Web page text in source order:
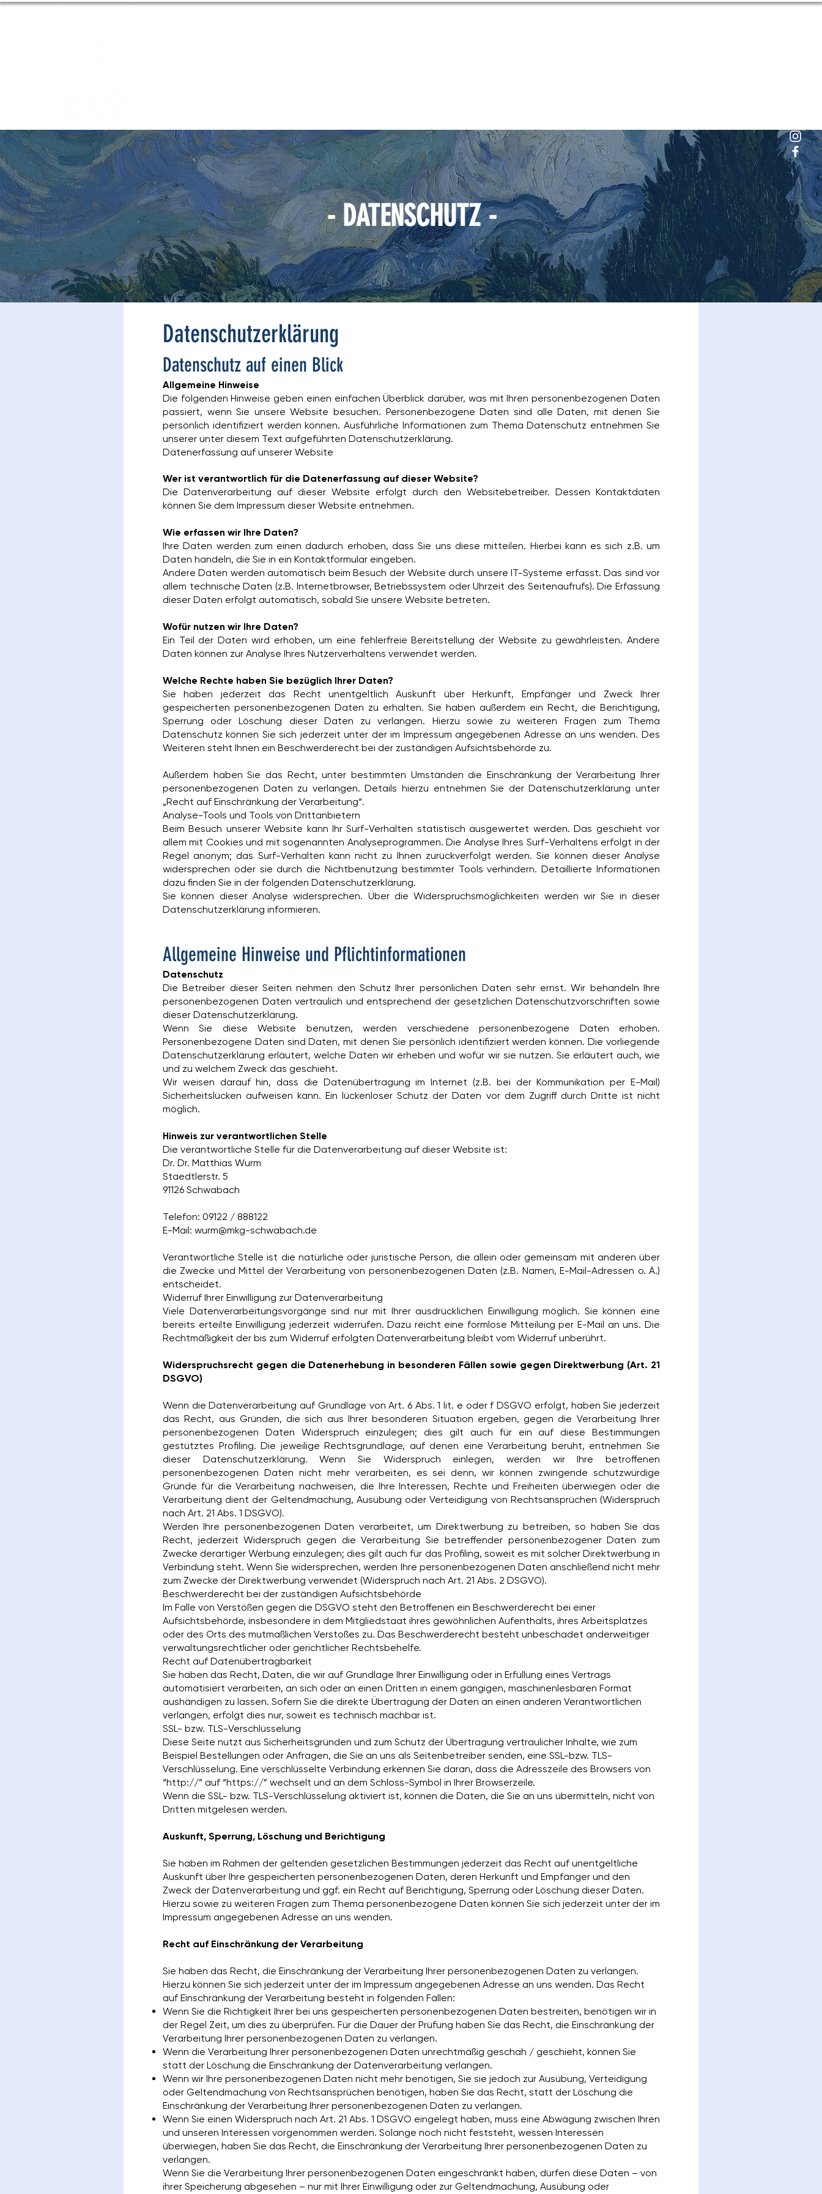
- DATENSCHUTZ -
Datenschutzerklärung
Datenschutz auf einen Blick
Allgemeine Hinweise
Die folgenden Hinweise geben einen einfachen Überblick darüber, was mit Ihren personenbezogenen Daten
passiert, wenn Sie unsere Website besuchen. Personenbezogene Daten sind alle Daten, mit denen Sie
persönlich identifiziert werden können. Ausführliche Informationen zum Thema Datenschutz entnehmen Sie
unserer unter diesem Text aufgeführten Datenschutzerklärung.
Datenerfassung auf unserer Website
Wer ist verantwortlich für die Datenerfassung auf dieser Website?
Die Datenverarbeitung auf dieser Website erfolgt durch den Websitebetreiber. Dessen Kontaktdaten
können Sie dem Impressum dieser Website entnehmen.
Wie erfassen wir Ihre Daten?
Ihre Daten werden zum einen dadurch erhoben, dass Sie uns diese mitteilen. Hierbei kann es sich z.B. um
Daten handeln, die Sie in ein Kontaktformular eingeben.
Andere Daten werden automatisch beim Besuch der Website durch unsere IT-Systeme erfasst. Das sind vor
allem technische Daten (z.B. Internetbrowser, Betriebssystem oder Uhrzeit des Seitenaufrufs). Die Erfassung
dieser Daten erfolgt automatisch, sobald Sie unsere Website betreten.
Wofür nutzen wir Ihre Daten?
Ein Teil der Daten wird erhoben, um eine fehlerfreie Bereitstellung der Website zu gewährleisten. Andere
Daten können zur Analyse Ihres Nutzerverhaltens verwendet werden.
Welche Rechte haben Sie bezüglich Ihrer Daten?
Sie haben jederzeit das Recht unentgeltlich Auskunft über Herkunft, Empfänger und Zweck Ihrer
gespeicherten personenbezogenen Daten zu erhalten. Sie haben außerdem ein Recht, die Berichtigung,
Sperrung oder Löschung dieser Daten zu verlangen. Hierzu sowie zu weiteren Fragen zum Thema
Datenschutz können Sie sich jederzeit unter der im Impressum angegebenen Adresse an uns wenden. Des
Weiteren steht Ihnen ein Beschwerderecht bei der zuständigen Aufsichtsbehörde zu.
Außerdem haben Sie das Recht, unter bestimmten Umständen die Einschränkung der Verarbeitung Ihrer
personenbezogenen Daten zu verlangen. Details hierzu entnehmen Sie der Datenschutzerklärung unter
„Recht auf Einschränkung der Verarbeitung“.
Analyse-Tools und Tools von Drittanbietern
Beim Besuch unserer Website kann Ihr Surf-Verhalten statistisch ausgewertet werden. Das geschieht vor
allem mit Cookies und mit sogenannten Analyseprogrammen. Die Analyse Ihres Surf-Verhaltens erfolgt in der
Regel anonym; das Surf-Verhalten kann nicht zu Ihnen zurückverfolgt werden. Sie können dieser Analyse
widersprechen oder sie durch die Nichtbenutzung bestimmter Tools verhindern. Detaillierte Informationen
dazu finden Sie in der folgenden Datenschutzerklärung.
Sie können dieser Analyse widersprechen. Über die Widerspruchsmöglichkeiten werden wir Sie in dieser
Datenschutzerklärung informieren.
Allgemeine Hinweise und Pflichtinformationen
Datenschutz
Die Betreiber dieser Seiten nehmen den Schutz Ihrer persönlichen Daten sehr ernst. Wir behandeln Ihre
personenbezogenen Daten vertraulich und entsprechend der gesetzlichen Datenschutzvorschriften sowie
dieser Datenschutzerklärung.
Wenn Sie diese Website benutzen, werden verschiedene personenbezogene Daten erhoben.
Personenbezogene Daten sind Daten, mit denen Sie persönlich identifiziert werden können. Die vorliegende
Datenschutzerklärung erläutert, welche Daten wir erheben und wofür wir sie nutzen. Sie erläutert auch, wie
und zu welchem Zweck das geschieht.
Wir weisen darauf hin, dass die Datenübertragung im Internet (z.B. bei der Kommunikation per E-Mail)
Sicherheitslücken aufweisen kann. Ein lückenloser Schutz der Daten vor dem Zugriff durch Dritte ist nicht
möglich.
Hinweis zur verantwortlichen Stelle
Die verantwortliche Stelle für die Datenverarbeitung auf dieser Website ist:
Dr. Dr. Matthias Wurm
Staedtlerstr. 5
91126 Schwabach
Telefon: 09122 / 888122
E-Mail: wurm@mkg-schwabach.de
Verantwortliche Stelle ist die natürliche oder juristische Person, die allein oder gemeinsam mit anderen über
die Zwecke und Mittel der Verarbeitung von personenbezogenen Daten (z.B. Namen, E-Mail-Adressen o. Ä.)
entscheidet.
Widerruf Ihrer Einwilligung zur Datenverarbeitung
Viele Datenverarbeitungsvorgänge sind nur mit Ihrer ausdrücklichen Einwilligung möglich. Sie können eine
bereits erteilte Einwilligung jederzeit widerrufen. Dazu reicht eine formlose Mitteilung per E-Mail an uns. Die
Rechtmäßigkeit der bis zum Widerruf erfolgten Datenverarbeitung bleibt vom Widerruf unberührt.
Widerspruchsrecht gegen die Datenerhebung in besonderen Fällen sowie gegen Direktwerbung (Art. 21
DSGVO)
Wenn die Datenverarbeitung auf Grundlage von Art. 6 Abs. 1 lit. e oder f DSGVO erfolgt, haben Sie jederzeit
das Recht, aus Gründen, die sich aus Ihrer besonderen Situation ergeben, gegen die Verarbeitung Ihrer
personenbezogenen Daten Widerspruch einzulegen; dies gilt auch für ein auf diese Bestimmungen
gestütztes Profiling. Die jeweilige Rechtsgrundlage, auf denen eine Verarbeitung beruht, entnehmen Sie
dieser Datenschutzerklärung. Wenn Sie Widerspruch einlegen, werden wir Ihre betroffenen
personenbezogenen Daten nicht mehr verarbeiten, es sei denn, wir können zwingende schutzwürdige
Gründe für die Verarbeitung nachweisen, die Ihre Interessen, Rechte und Freiheiten überwiegen oder die
Verarbeitung dient der Geltendmachung, Ausübung oder Verteidigung von Rechtsansprüchen (Widerspruch
nach Art. 21 Abs. 1 DSGVO).
Werden Ihre personenbezogenen Daten verarbeitet, um Direktwerbung zu betreiben, so haben Sie das
Recht, jederzeit Widerspruch gegen die Verarbeitung Sie betreffender personenbezogener Daten zum
Zwecke derartiger Werbung einzulegen; dies gilt auch für das Profiling, soweit es mit solcher Direktwerbung in
Verbindung steht. Wenn Sie widersprechen, werden Ihre personenbezogenen Daten anschließend nicht mehr
zum Zwecke der Direktwerbung verwendet (Widerspruch nach Art. 21 Abs. 2 DSGVO).
Beschwerderecht bei der zuständigen Aufsichtsbehörde
Im Falle von Verstößen gegen die DSGVO steht den Betroffenen ein Beschwerderecht bei einer
Aufsichtsbehörde, insbesondere in dem Mitgliedstaat ihres gewöhnlichen Aufenthalts, ihres Arbeitsplatzes
oder des Orts des mutmaßlichen Verstoßes zu. Das Beschwerderecht besteht unbeschadet anderweitiger
verwaltungsrechtlicher oder gerichtlicher Rechtsbehelfe.
Recht auf Datenübertragbarkeit
Sie haben das Recht, Daten, die wir auf Grundlage Ihrer Einwilligung oder in Erfüllung eines Vertrags
automatisiert verarbeiten, an sich oder an einen Dritten in einem gängigen, maschinenlesbaren Format
aushändigen zu lassen. Sofern Sie die direkte Übertragung der Daten an einen anderen Verantwortlichen
verlangen, erfolgt dies nur, soweit es technisch machbar ist.
SSL- bzw. TLS-Verschlüsselung
Diese Seite nutzt aus Sicherheitsgründen und zum Schutz der Übertragung vertraulicher Inhalte, wie zum
Beispiel Bestellungen oder Anfragen, die Sie an uns als Seitenbetreiber senden, eine SSL-bzw. TLS-
Verschlüsselung. Eine verschlüsselte Verbindung erkennen Sie daran, dass die Adresszeile des Browsers von
“http://” auf “https://” wechselt und an dem Schloss-Symbol in Ihrer Browserzeile.
Wenn die SSL- bzw. TLS-Verschlüsselung aktiviert ist, können die Daten, die Sie an uns übermitteln, nicht von
Dritten mitgelesen werden.
Auskunft, Sperrung, Löschung und Berichtigung
Sie haben im Rahmen der geltenden gesetzlichen Bestimmungen jederzeit das Recht auf unentgeltliche
Auskunft über Ihre gespeicherten personenbezogenen Daten, deren Herkunft und Empfänger und den
Zweck der Datenverarbeitung und ggf. ein Recht auf Berichtigung, Sperrung oder Löschung dieser Daten.
Hierzu sowie zu weiteren Fragen zum Thema personenbezogene Daten können Sie sich jederzeit unter der im
Impressum angegebenen Adresse an uns wenden.
Recht auf Einschränkung der Verarbeitung
Sie haben das Recht, die Einschränkung der Verarbeitung Ihrer personenbezogenen Daten zu verlangen.
Hierzu können Sie sich jederzeit unter der im Impressum angegebenen Adresse an uns wenden. Das Recht
auf Einschränkung der Verarbeitung besteht in folgenden Fällen:
Wenn Sie die Richtigkeit Ihrer bei uns gespeicherten personenbezogenen Daten bestreiten, benötigen wir in
der Regel Zeit, um dies zu überprüfen. Für die Dauer der Prüfung haben Sie das Recht, die Einschränkung der
Verarbeitung Ihrer personenbezogenen Daten zu verlangen.
Wenn die Verarbeitung Ihrer personenbezogenen Daten unrechtmäßig geschah / geschieht, können Sie
statt der Löschung die Einschränkung der Datenverarbeitung verlangen.
Wenn wir Ihre personenbezogenen Daten nicht mehr benötigen, Sie sie jedoch zur Ausübung, Verteidigung
oder Geltendmachung von Rechtsansprüchen benötigen, haben Sie das Recht, statt der Löschung die
Einschränkung der Verarbeitung Ihrer personenbezogenen Daten zu verlangen.
Wenn Sie einen Widerspruch nach Art. 21 Abs. 1 DSGVO eingelegt haben, muss eine Abwägung zwischen Ihren
und unseren Interessen vorgenommen werden. Solange noch nicht feststeht, wessen Interessen
überwiegen, haben Sie das Recht, die Einschränkung der Verarbeitung Ihrer personenbezogenen Daten zu
verlangen.
Wenn Sie die Verarbeitung Ihrer personenbezogenen Daten eingeschränkt haben, dürfen diese Daten – von
ihrer Speicherung abgesehen – nur mit Ihrer Einwilligung oder zur Geltendmachung, Ausübung oder